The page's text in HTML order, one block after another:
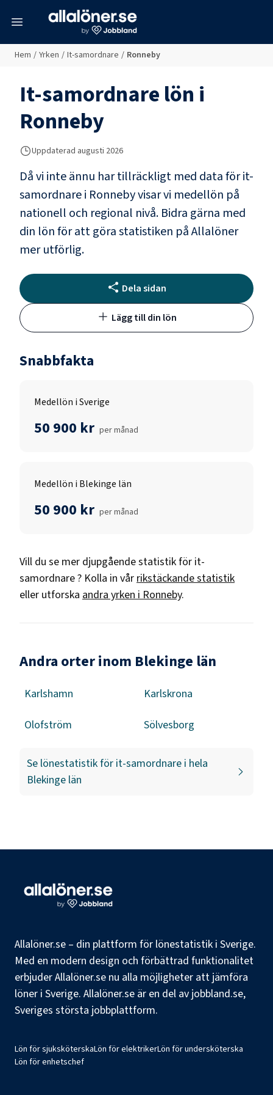
Hem / Yrken / It-samordnare / Ronneby
It-samordnarelön i
Ronneby
Uppdaterad augusti 2026
Då vi inte ännu har tillräckligt med data förit-
samordnarei Ronnebyvisar vi medellön på
nationell och regional nivå. Bidra gärna med
din lön för att göra statistiken på Allalöner
mer utförlig.
Dela sidan
Lägg till din lön
Snabbfakta
Medellön i Sverige
50 900 kr per månad
Medellön i Blekinge län
50 900 kr per månad
Vill du se mer djupgående statistik för it-
samordnare? Kolla in vår rikstäckande statistik
eller utforska andra yrken i Ronneby.
Andra orter inom Blekinge län
Karlshamn Karlskrona
Olofström Sölvesborg
Se lönestatistik för it-samordnare i hela
Blekinge län
Allalöner.se – din plattform för lönestatistik i Sverige.
Med en modern design och förbättrad funktionalitet
erbjuder Allalöner.se nu alla möjligheter att jämföra
löner i Sverige. Allalöner.se är en del av jobbland.se,
Sveriges största jobbplattform.
Lön för sjuksköterskaLön för elektrikerLön för undersköterska
Lön för enhetschef